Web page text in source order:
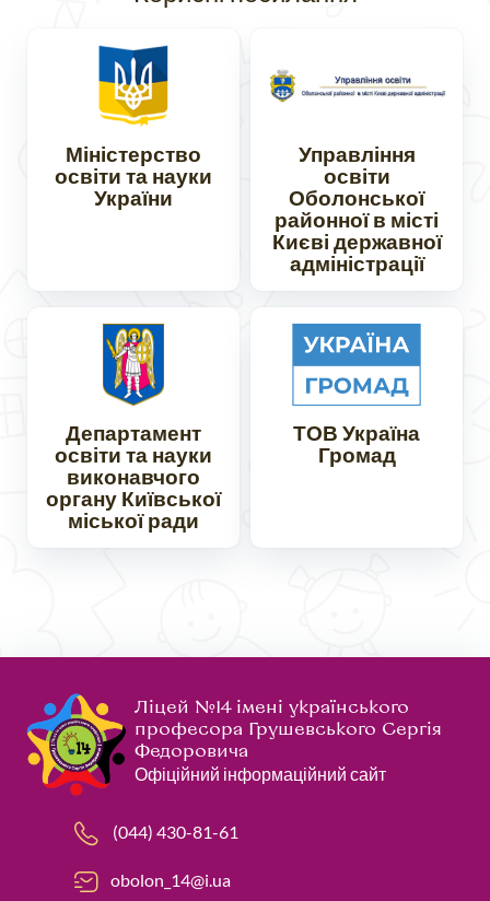
Міністерство
освіти та науки
України
Управління
освіти
Оболонської
районної в місті
Києві державної
адміністрації
Департамент
освіти та науки
виконавчого
органу Київської
міської ради
ТОВ Україна
Громад
Ліцей №14 імені українського
професора Грушевського Сергія
Федоровича
Офіційний інформаційний сайт
(044) 430-81-61
obolon_14@i.ua